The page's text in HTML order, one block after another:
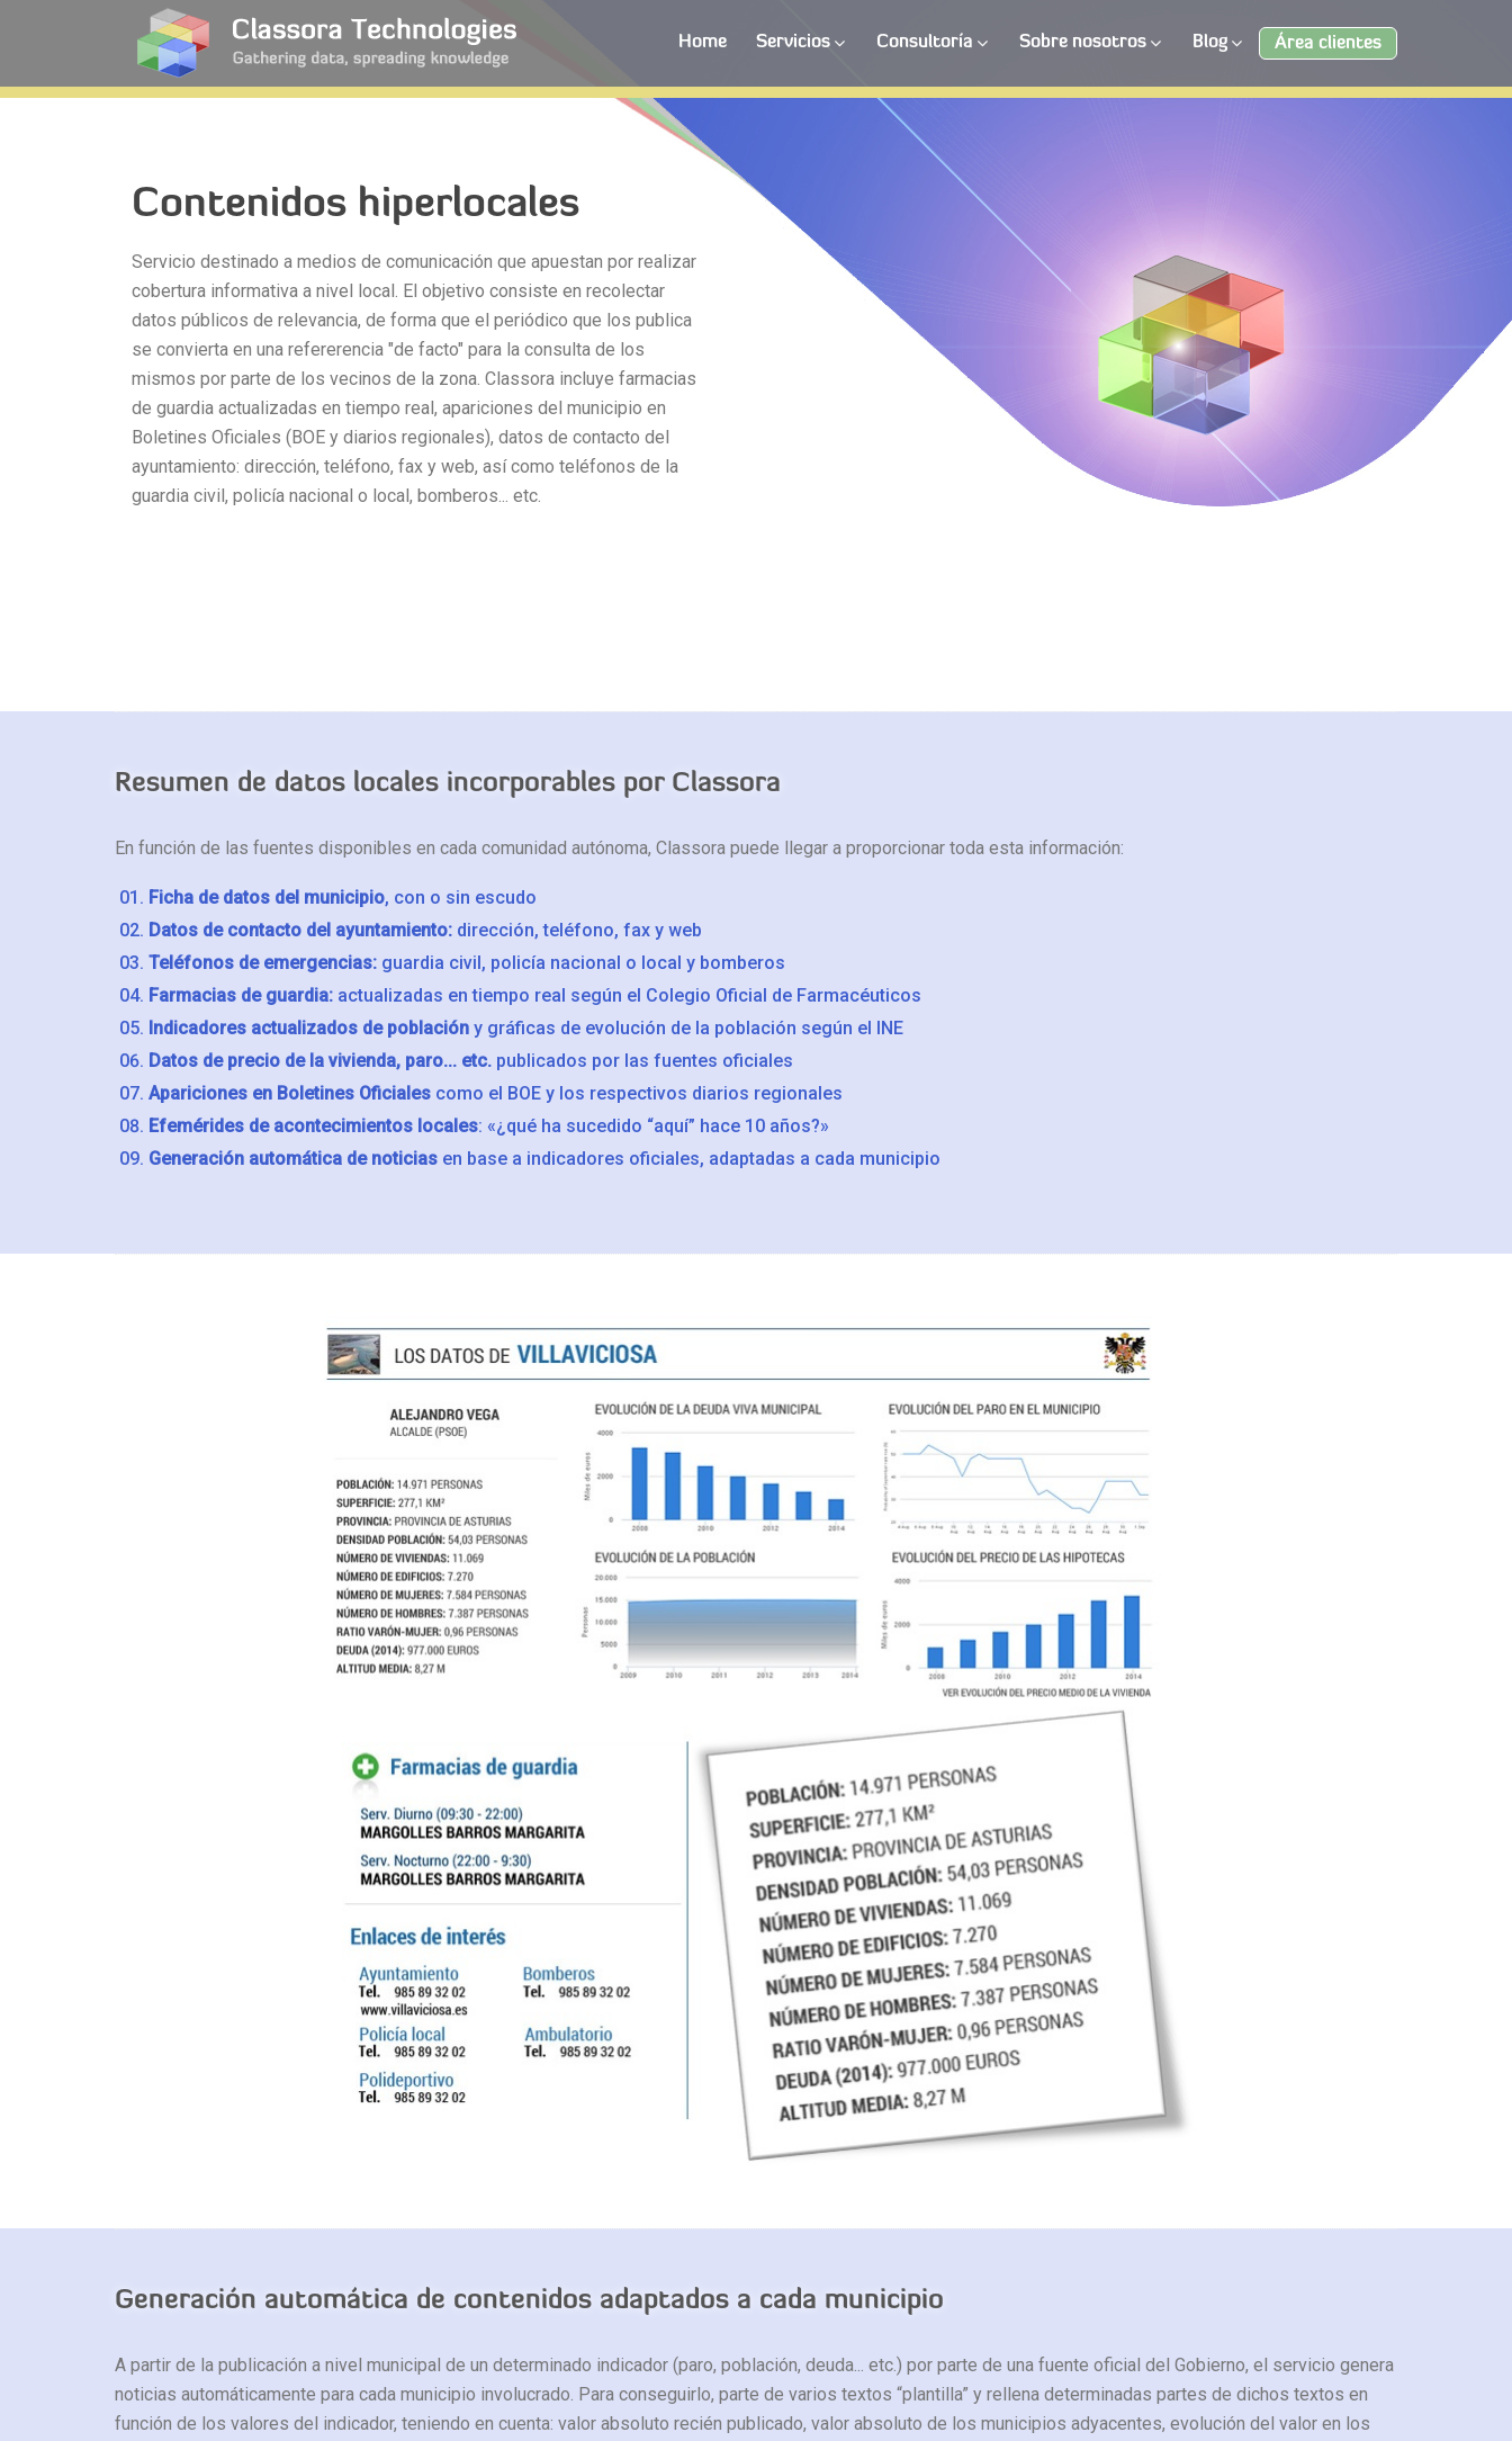
Home Servicios Consultoría Sobre nosotros Blog Área clientes
Contenidos hiperlocales
Servicio destinado a medios de comunicación que apuestan por realizar
cobertura informativa a nivel local. El objetivo consiste en recolectar
datos públicos de relevancia, de forma que el periódico que los publica
se convierta en una refererencia "de facto" para la consulta de los
mismos por parte de los vecinos de la zona. Classora incluye farmacias
de guardia actualizadas en tiempo real, apariciones del municipio en
Boletines Oficiales (BOE y diarios regionales), datos de contacto del
ayuntamiento: dirección, teléfono, fax y web, así como teléfonos de la
guardia civil, policía nacional o local, bomberos... etc.
Resumen de datos locales incorporables por Classora
En función de las fuentes disponibles en cada comunidad autónoma, Classora puede llegar a proporcionar toda esta información:
Ficha de datos del municipio, con o sin escudo
Datos de contacto del ayuntamiento: dirección, teléfono, fax y web
Teléfonos de emergencias: guardia civil, policía nacional o local y bomberos
Farmacias de guardia: actualizadas en tiempo real según el Colegio Oficial de Farmacéuticos
Indicadores actualizados de población y gráficas de evolución de la población según el INE
Datos de precio de la vivienda, paro... etc. publicados por las fuentes oficiales
Apariciones en Boletines Oficiales como el BOE y los respectivos diarios regionales
Efemérides de acontecimientos locales: «¿qué ha sucedido “aquí” hace 10 años?»
Generación automática de noticias en base a indicadores oficiales, adaptadas a cada municipio
Generación automática de contenidos adaptados a cada municipio
A partir de la publicación a nivel municipal de un determinado indicador (paro, población, deuda... etc.) por parte de una fuente oficial del Gobierno, el servicio genera
noticias automáticamente para cada municipio involucrado. Para conseguirlo, parte de varios textos “plantilla” y rellena determinadas partes de dichos textos en
función de los valores del indicador, teniendo en cuenta: valor absoluto recién publicado, valor absoluto de los municipios adyacentes, evolución del valor en los